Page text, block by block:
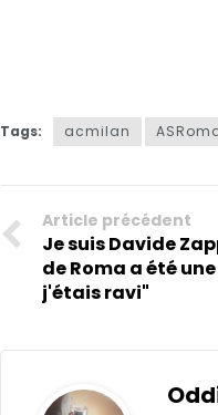
Tags: acmilan
Article précédent
Je suis Davide
de Roma a été
j'étais ravi"